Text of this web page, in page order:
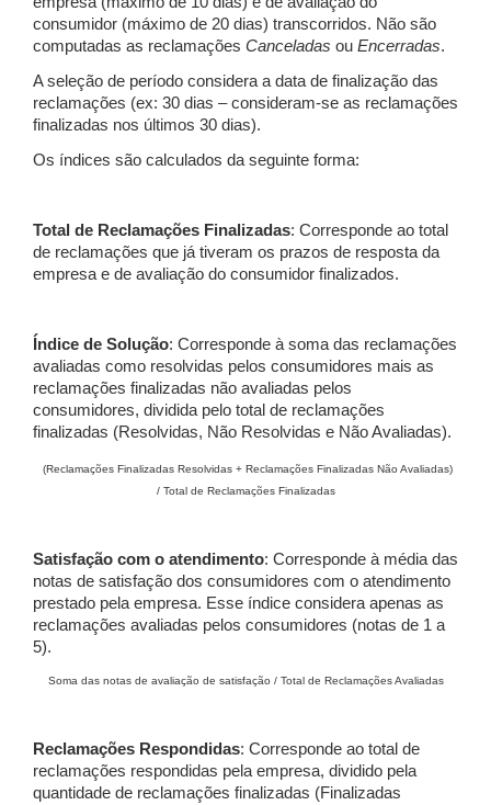
consumidor (máximo de 20 dias) transcorridos. Não são
computadas as reclamações Canceladas ou Encerradas.
A seleção de período considera a data de finalização das
reclamações (ex: 30 dias – consideram-se as reclamações
finalizadas nos últimos 30 dias).
Os índices são calculados da seguinte forma:
Total de Reclamações Finalizadas: Corresponde ao total
de reclamações que já tiveram os prazos de resposta da
empresa e de avaliação do consumidor finalizados.
Índice de Solução: Corresponde à soma das reclamações
avaliadas como resolvidas pelos consumidores mais as
reclamações finalizadas não avaliadas pelos
consumidores, dividida pelo total de reclamações
finalizadas (Resolvidas, Não Resolvidas e Não Avaliadas).
(Reclamações Finalizadas Resolvidas + Reclamações Finalizadas Não Avaliadas)
/ Total de Reclamações Finalizadas
Satisfação com o atendimento: Corresponde à média das
notas de satisfação dos consumidores com o atendimento
prestado pela empresa. Esse índice considera apenas as
reclamações avaliadas pelos consumidores (notas de 1 a
5).
Soma das notas de avaliação de satisfação / Total de Reclamações Avaliadas
Reclamações Respondidas: Corresponde ao total de
reclamações respondidas pela empresa, dividido pela
quantidade de reclamações finalizadas (Finalizadas